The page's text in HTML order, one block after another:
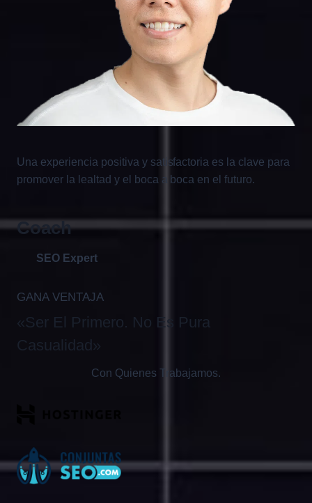
Una experiencia positiva y satisfactoria es la clave para
promover la lealtad y el boca a boca en el futuro.
Coach
SEO Expert
GANA VENTAJA
«Ser El Primero. No Es Pura
Casualidad»
Con Quienes Trabajamos.